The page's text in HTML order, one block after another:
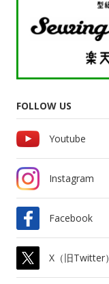
FOLLOW US
Youtube
Instagram
Facebook
X（旧Twitter）